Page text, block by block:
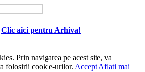
Clic aici pentru Arhiva!
Prin navigarea pe acest site, va
folosirii cookie-urilor. Accept Aflati mai